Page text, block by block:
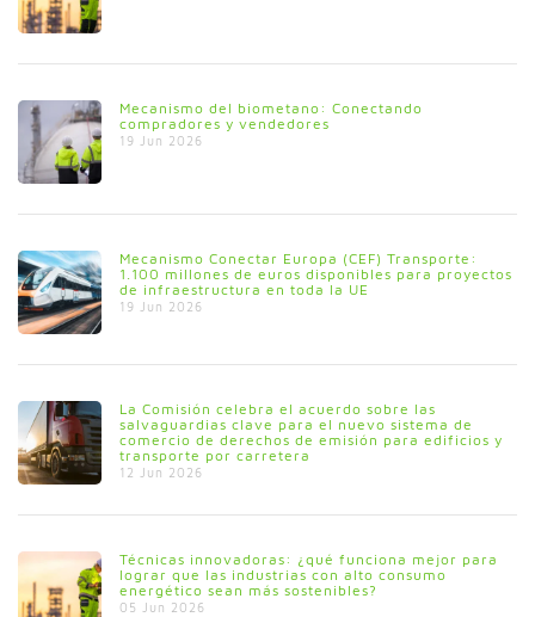
Mecanismo del biometano: Conectando
compradores y vendedores
19 Jun 2026
Mecanismo Conectar Europa (CEF) Transporte:
1.100 millones de euros disponibles para proyectos
de infraestructura en toda la UE
19 Jun 2026
La Comisión celebra el acuerdo sobre las
salvaguardias clave para el nuevo sistema de
comercio de derechos de emisión para edificios y
transporte por carretera
12 Jun 2026
Técnicas innovadoras: ¿qué funciona mejor para
lograr que las industrias con alto consumo
energético sean más sostenibles?
05 Jun 2026